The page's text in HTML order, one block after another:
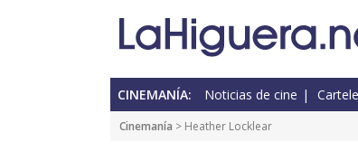
CINEMANÍA: Noticias de cine
Cinemanía > Heather Locklear